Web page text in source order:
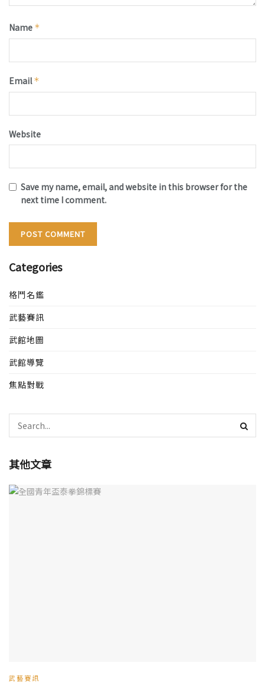
Name *
Email*
Website
Save my name, email, and website in this browser for the
next time I comment.
Categories
格鬥名鑑
武藝賽訊
武館地圖
武館導覽
焦點對戰
其他文章
武藝賽訊